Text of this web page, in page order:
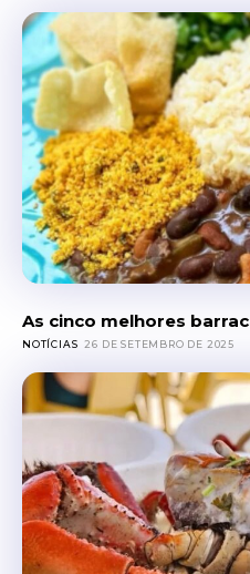
As cinco melhores
NOTÍCIAS 26 DE SETEMBRO DE 2025